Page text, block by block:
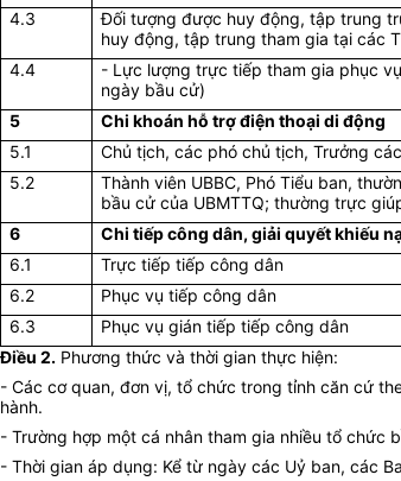
4.3
Đối tượng được huy động, tập trung
huy động, tập trung tham gia tại các
4.4
- Lực lượng trực tiếp tham gia phục
ngày bầu cử)
5 Chi khoán hỗ trợ điện thoại di động
5.1
Chủ tịch, các phó chủ tịch, Trưởng
5.2
Thành viên UBBC, Phó Tiểu ban,
bầu cử của UBMTTQ; thường trực
6 Chi tiếp công dân, giải quyết khiếu
6.1
Trực tiếp tiếp công dân
6.2
Phục vụ tiếp công dân
6.3
Phục vụ gián tiếp tiếp công dân
Điều 2. Phương thức và thời gian thực hiện:
- Các cơ quan, đơn vị, tổ chức trong tỉnh căn cứ
hành.
- Trường hợp một cá nhân tham gia nhiều tổ chức
- Thời gian áp dụng: Kể từ ngày các Uỷ ban, các